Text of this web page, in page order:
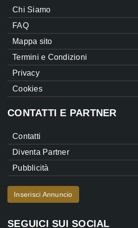
Chi Siamo
FAQ
Mappa sito
Termini e Condizioni
Privacy
Cookies
CONTATTI E PARTNER
Contatti
Diventa Partner
Pubblicità
Inserisci Annuncio
SEGUICI SUI SOCIAL